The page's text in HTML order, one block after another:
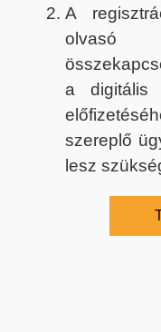
A
olvasó
a digitális
szereplő
lesz